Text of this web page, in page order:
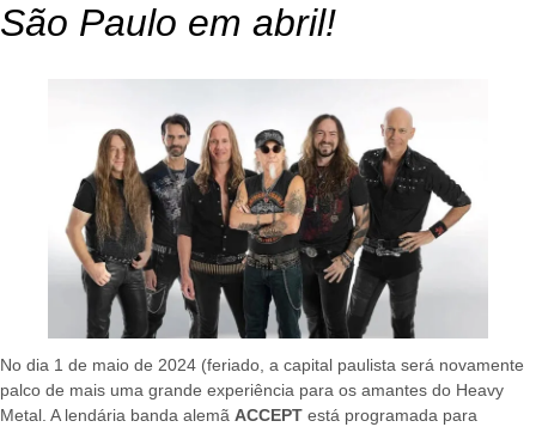
São Paulo em abril!
No dia 1 de maio de 2024 (feriado, a capital paulista será novamente
palco de mais uma grande experiência para os amantes do Heavy
Metal. A lendária banda alemã ACCEPT está programada para